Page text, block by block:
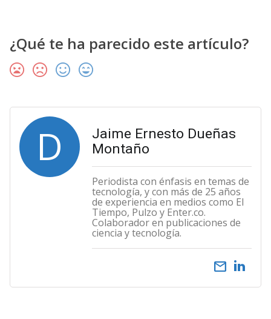
¿Qué te ha parecido este artículo?
D
Jaime Ernesto Dueñas
Montaño
Periodista con énfasis en temas de
tecnología, y con más de 25 años
de experiencia en medios como El
Tiempo, Pulzo y Enter.co.
Colaborador en publicaciones de
ciencia y tecnología.
email